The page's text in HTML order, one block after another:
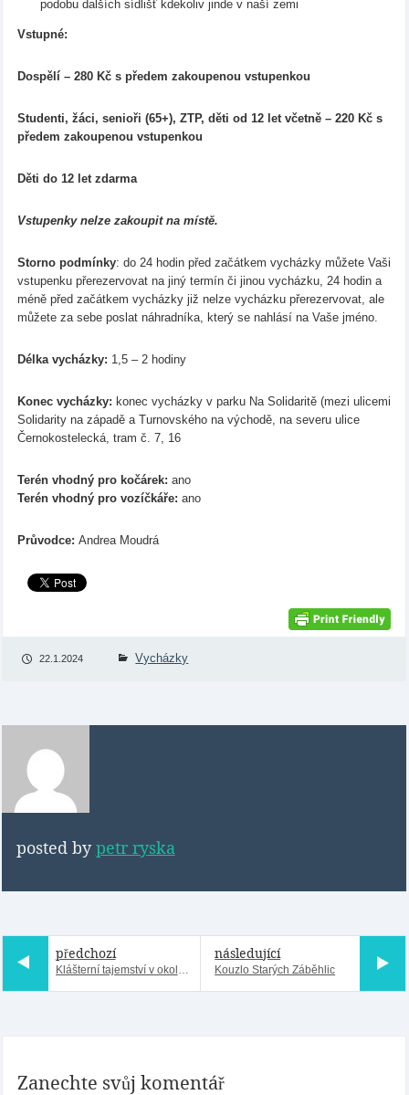
podobu dalších sídlišť kdekoliv jinde v naší zemi
Vstupné:
Dospělí – 280 Kč s předem zakoupenou vstupenkou
Studenti, žáci, senioři (65+), ZTP, děti od 12 let včetně – 220 Kč s
předem zakoupenou vstupenkou
Děti do 12 let zdarma
Vstupenky nelze zakoupit na místě.
Storno podmínky: do 24 hodin před začátkem vycházky můžete Vaši
vstupenku přerezervovat na jiný termín či jinou vycházku, 24 hodin a
méně před začátkem vycházky již nelze vycházku přerezervovat, ale
můžete za sebe poslat náhradníka, který se nahlásí na Vaše jméno.
Délka vycházky: 1,5 – 2 hodiny
Konec vycházky: konec vycházky v parku Na Solidaritě (mezi ulicemi
Solidarity na západě a Turnovského na východě, na severu ulice
Černokostelecká, tram č. 7, 16
Terén vhodný pro kočárek: ano
Terén vhodný pro vozíčkáře: ano
Průvodce: Andrea Moudrá
22.1.2024 Vycházky
posted bypetr ryska
předchozí
Klášterní tajemství v okolí Dobytčího trhu
následující
Kouzlo Starých Záběhlic
Zanechte svůj komentář